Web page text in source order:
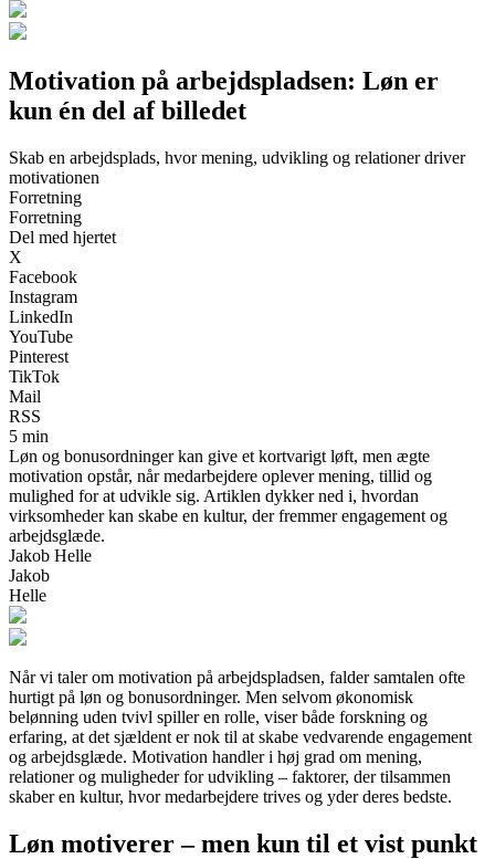
Motivation på arbejdspladsen: Løn er
kun én del af billedet
Skab en arbejdsplads, hvor mening, udvikling og relationer driver
motivationen
Forretning
Forretning
Del med hjertet
X
Facebook
Instagram
LinkedIn
YouTube
Pinterest
TikTok
Mail
RSS
5 min
Løn og bonusordninger kan give et kortvarigt løft, men ægte
motivation opstår, når medarbejdere oplever mening, tillid og
mulighed for at udvikle sig. Artiklen dykker ned i, hvordan
virksomheder kan skabe en kultur, der fremmer engagement og
arbejdsglæde.
Jakob Helle
Jakob
Helle
Når vi taler om motivation på arbejdspladsen, falder samtalen ofte
hurtigt på løn og bonusordninger. Men selvom økonomisk
belønning uden tvivl spiller en rolle, viser både forskning og
erfaring, at det sjældent er nok til at skabe vedvarende engagement
og arbejdsglæde. Motivation handler i høj grad om mening,
relationer og muligheder for udvikling – faktorer, der tilsammen
skaber en kultur, hvor medarbejdere trives og yder deres bedste.
Løn motiverer – men kun til et vist punkt